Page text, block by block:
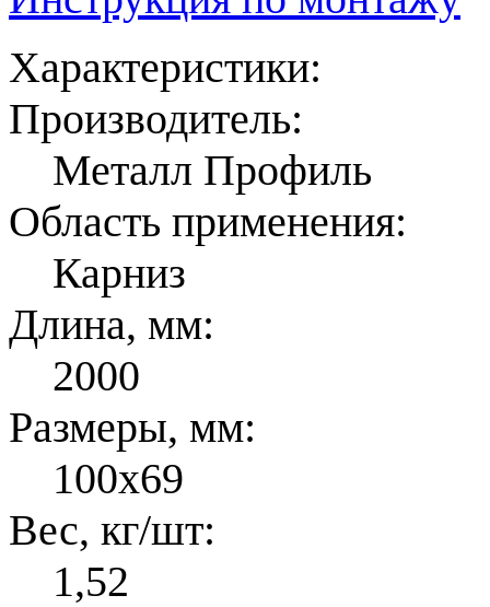
Характеристики:
Производитель:
Металл Профиль
Область применения:
Карниз
Длина, мм:
2000
Размеры, мм:
100x69
Вес, кг/шт:
1,52